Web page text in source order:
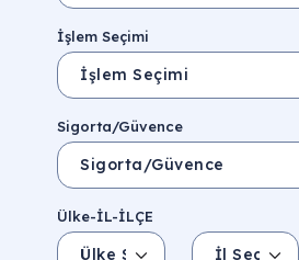
İşlem Seçimi
Sigorta/Güvence
Ülke-İL-İLÇE
Ülke Seçin
İl Seçin